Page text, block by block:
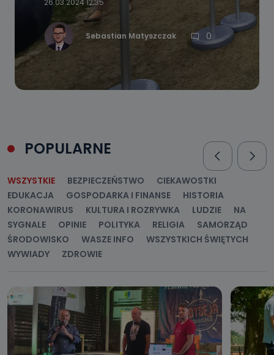
26.03.2024 12:35
Sebastian Matyszczak 0
POPULARNE
WSZYSTKIE BEZPIECZEŃSTWO
CIEKAWOSTKI
EDUKACJA
GOSPODARKA I FINANSE
HISTORIA
KORONAWIRUS
KULTURA I ROZRYWKA LUDZIE
NA
SYGNALE
OPINIE POLITYKA RELIGIA
SAMORZĄD
ŚRODOWISKO
WASZE INFO
WSZYSTKICH ŚWIĘTYCH
WYWIADY
ZDROWIE